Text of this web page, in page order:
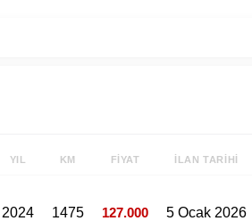
YIL KM FIYAT İLAN TARIHI
2024 1475 127.000 5 Ocak 2026